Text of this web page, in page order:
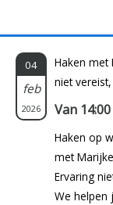
04
feb
2026
Haken met
niet
Van
Haken op
met
Ervaring
We helpen